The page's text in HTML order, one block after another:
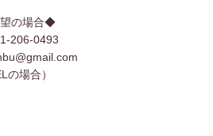
の場合◆
206-0493
場合）